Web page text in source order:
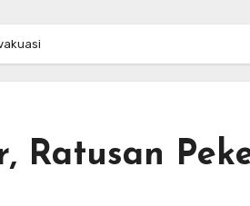
Ratusan